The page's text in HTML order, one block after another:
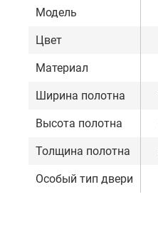
Модель
Цвет
Материал
Ширина полотна
Высота полотна
Толщина полотна
Особый тип двери